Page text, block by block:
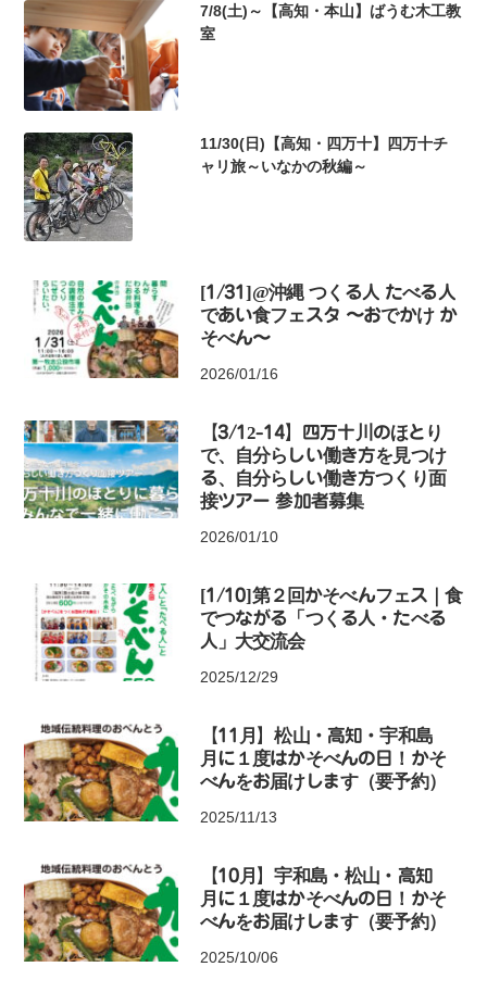
7/8(土)～【高知・本山】ばうむ木工教
室
11/30(日)【高知・四万十】四万十チ
ャリ旅～いなかの秋編～
[1/31]@沖縄 つくる人 たべる人
であい食フェスタ 〜おでかけ か
そべん〜
2026/01/16
【3/12-14】四万十川のほとり
で、自分らしい働き方を見つけ
る、自分らしい働き方つくり面
接ツアー 参加者募集
2026/01/10
[1/10]第２回かそべんフェス｜食
でつながる「つくる人・たべる
人」大交流会
2025/12/29
【11月】松山・高知・宇和島
月に１度はかそべんの日！かそ
べんをお届けします（要予約）
2025/11/13
【10月】宇和島・松山・高知
月に１度はかそべんの日！かそ
べんをお届けします（要予約）
2025/10/06